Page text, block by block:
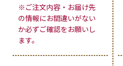
※ご注文内容・お届け先
の情報にお間違いがない
か必ずご確認をお願いし
ます。